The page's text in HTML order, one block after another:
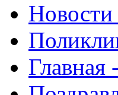
Главная